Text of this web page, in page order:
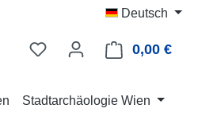
Deutsch
0,00 €
Stadtarchäologie Wien